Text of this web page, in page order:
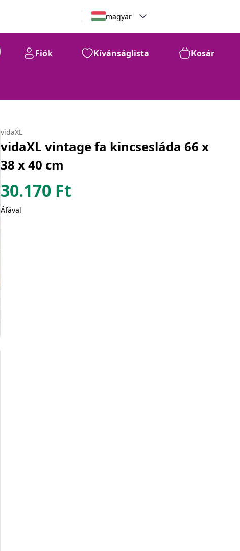
magyar
Fiók Kívánságlista Kosár
vidaXL
vidaXL vintage fa kincsesláda 66 x
38 x 40 cm
30.170 Ft
Áfával